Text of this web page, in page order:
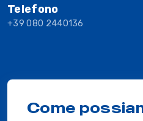
Telefono
+39 080 2440136
Come